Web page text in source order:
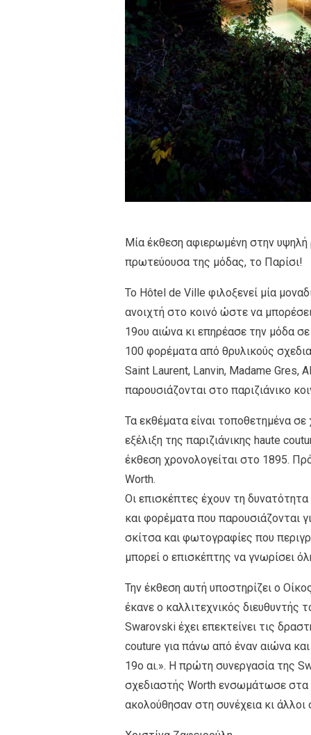
Μία έκθεση αφιερωμένη στην υψηλή
πρωτεύουσα της μόδας, το Παρίσι!
Το Hôtel de Ville φιλοξενεί μία
ανοιχτή στο κοινό ώστε να
19ου αιώνα κι επηρέασε την μόδα
100 φορέματα από θρυλικούς
Saint Laurent, Lanvin, Madame Gres,
παρουσιάζονται στο παριζιάνικο
Τα εκθέματα είναι τοποθετημένα
εξέλιξη της παριζιάνικης haute
έκθεση χρονολογείται στο 1895.
Worth.
Οι επισκέπτες έχουν τη
και φορέματα που παρουσιάζονται
σκίτσα και φωτογραφίες που
μπορεί ο επισκέπτης να γνωρίσει
Την έκθεση αυτή υποστηρίζει ο
έκανε ο καλλιτεχνικός
Swarovski έχει επεκτείνει τις
couture για πάνω από έναν αιώνα
19ο αι.». Η πρώτη συνεργασία της
σχεδιαστής Worth ενσωμάτωσε στα
ακολούθησαν στη συνέχεια κι